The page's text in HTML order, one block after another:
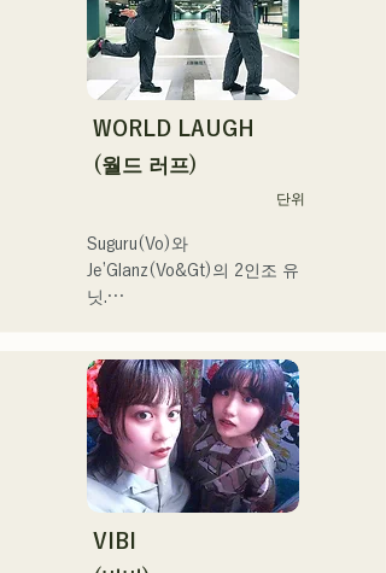
의식해, 듣는 사람의 마음에
새겨지는 듯한 사운드 만들
기를 목표로 하고 있다.
WORLD LAUGH
(월드 러프)
단위
Suguru(Vo)와
Je’Glanz(Vo&Gt)의 2인조 유
닛.
정력적으로 활동 중.
SNS 동영상 총 재생수 350
만회 재생 넘어, SNS총 팔로
워 11.9만명 돌파!
또한 2024 년 제 106 회 전
국 고등학교 야구 선수권 대
회
J:COM 후쿠오카•구마모토•
VIBI